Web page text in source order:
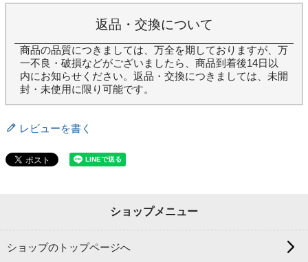
返品・交換について
商品の品質につきましては、万全を期しておりますが、万
一不良・破損などがございましたら、商品到着後14日以
内にお知らせください。返品・交換につきましては、未開
封・未使用に限り可能です。
レビューを書く
ショップメニュー
ショップのトップページへ